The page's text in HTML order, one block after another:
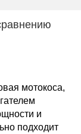
мотокоса,
и
подходит